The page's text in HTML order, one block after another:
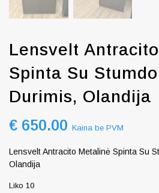
Lensvelt
Spinta Su
Durimis, Olandija
€ 650.00 Kaina be PVM
Lensvelt Antracito Metalinė Spinta Su
Olandija
Liko 10